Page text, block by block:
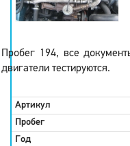
Пробег 194, все
двигатели тестируются.
Артикул
Пробег
Год